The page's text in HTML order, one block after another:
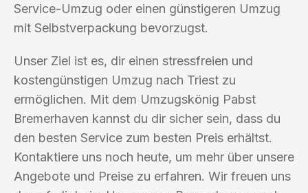
Service-Umzug oder einen günstigeren Umzug
mit Selbstverpackung bevorzugst.
Unser Ziel ist es, dir einen stressfreien und
kostengünstigen Umzug nach Triest zu
ermöglichen. Mit dem Umzugskönig Pabst
Bremerhaven kannst du dir sicher sein, dass du
den besten Service zum besten Preis erhältst.
Kontaktiere uns noch heute, um mehr über unsere
Angebote und Preise zu erfahren. Wir freuen uns